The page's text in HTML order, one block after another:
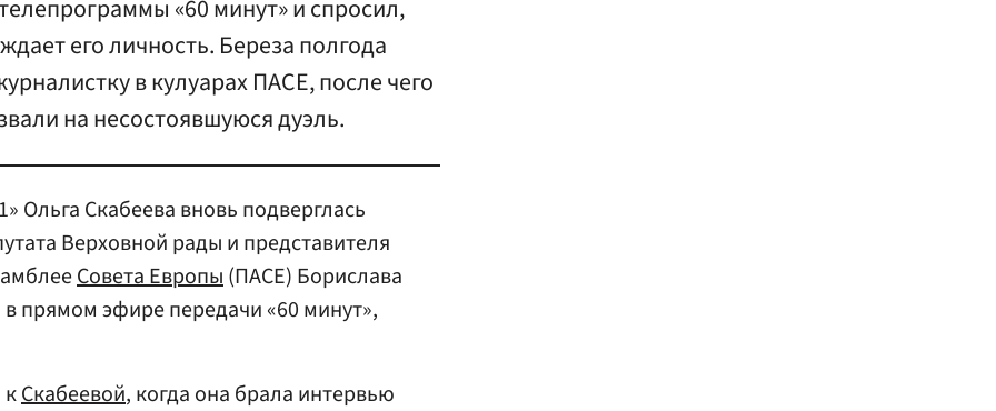
«60 минут» и спросил,
его личность. Береза полгода
в кулуарах ПАСЕ, после чего
на несостоявшуюся дуэль.
Ольга Скабеева вновь подверглась
Верховной рады и представителя
Совета Европы(ПАСЕ) Борислава
прямом эфире передачи «60 минут»,
Скабеевой, когда она брала интервью